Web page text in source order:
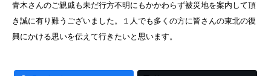
青木さんのご親戚も未だ行方不明にもかかわらず被災地を案内して頂
き誠に有り難うございました。１人でも多くの方に皆さんの東北の復
興にかける思いを伝えて行きたいと思います。